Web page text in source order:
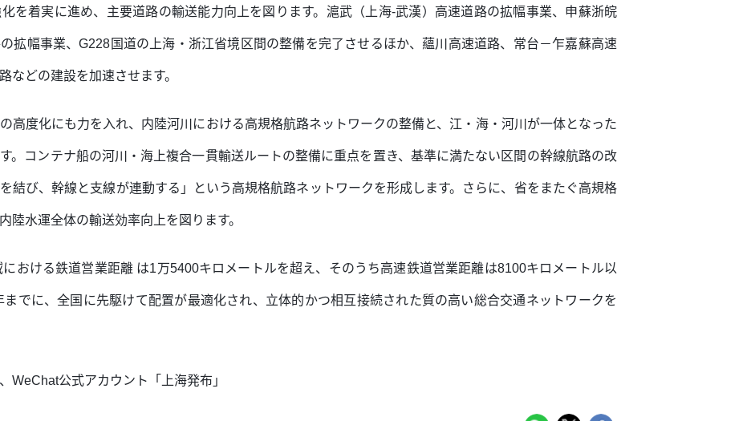
を着実に進め、主要道路の輸送能力向上を図ります。滬武（上海-武漢）高速道路の拡幅事業、申蘇浙皖
拡幅事業、G228国道の上海・浙江省境区間の整備を完了させるほか、蘊川高速道路、常台－乍嘉蘇高速
などの建設を加速させます。
高度化にも力を入れ、内陸河川における高規格航路ネットワークの整備と、江・海・河川が一体となった
。コンテナ船の河川・海上複合一貫輸送ルートの整備に重点を置き、基準に満たない区間の幹線航路の改
結び、幹線と支線が連動する」という高規格航路ネットワークを形成します。さらに、省をまたぐ高規格
陸水運全体の輸送効率向上を図ります。
おける鉄道営業距離 は1万5400キロメートルを超え、そのうち高速鉄道営業距離は8100キロメートル以
までに、全国に先駆けて配置が最適化され、立体的かつ相互接続された質の高い総合交通ネットワークを
WeChat公式アカウント「上海発布」